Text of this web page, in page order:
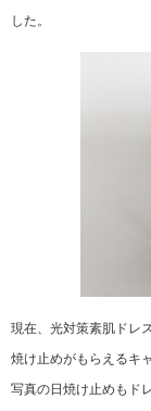
した。
現在、光対策素肌ドレ
焼け止めがもらえるキ
写真の日焼け止めもド